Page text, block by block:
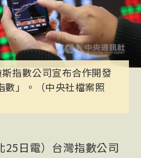
指數公司宣布合作開發
數」。（中央社檔案照
25日電）台灣指數公司